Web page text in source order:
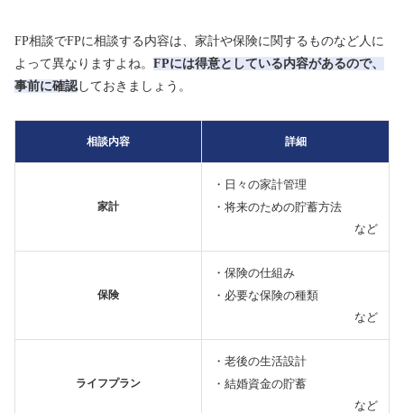
FP相談でFPに相談する内容は、家計や保険に関するものなど人に
よって異なりますよね。 FPには得意としている内容があるので、
事前に確認しておきましょう。
相談内容 詳細
家計
・日々の家計管理
・将来のための貯蓄方法
など
保険
・保険の仕組み
・必要な保険の種類
など
ライフプラン
・老後の生活設計
・結婚資金の貯蓄
など